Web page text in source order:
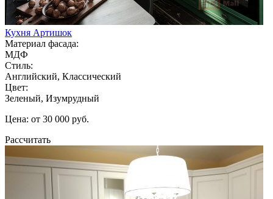
Кухня Артишок
Материал фасада:
МДФ
Стиль:
Английский, Классический
Цвет:
Зеленый, Изумрудный
Цена: от 30 000 руб.
Рассчитать